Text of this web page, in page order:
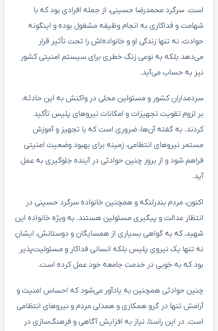
است. سرگرد محمدرضا حسینی، از جمله افرادی بود که با
شهامت و فداکاری به انجام وظیفه مشغول بوده و اینگونه
حوادث، نه تنها زندگی او و خانواده‌اش را تحت تأثیر قرار
می‌دهد بلکه به نوعی زنگ خطری برای سیستم امنیتی کشور
نیز به حساب می‌آید.
سردمداران کشور و مسئولین محلی در واکنش به این حادثه،
بر لزوم تقویت تجهیزات و امکانات نیروهای پلیس تأکید
کردند. به گفته آن‌ها، ضروری است که با تجهیز و آموزش
مستمر نیروهای انتظامی، زمینه برای بهبود وضعیت امنیتی
فراهم شود و از بروز چنین حوادثی در آینده جلوگیری به عمل
آید.
اکنون، مردم بندرلنگه و همچنین خانواده سرگرد حسینی در
انتظار عدالت و پیگیری مسئولین هستند. به ویژه خانواده این
شهید، که به گواهی بسیاری از همسایگان و دوستانش، ایشان
نه تنها یک نیروی پلیس بلکه انسانی فداکار و مسئولیت‌پذیر
بود که به خوبی در خدمت جامعه خود عمل کرده است.
چنین حوادثی همچنین به یادآور می‌شود که احساس امنیت و
آرامش تنها در گرو همکاری و همدلی مردم و نیروهای انتظامی
است. در این راستا، نیاز به افزایش آگاهی و فرهنگ‌سازی در